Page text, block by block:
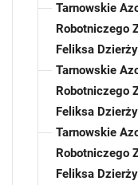
Tarnowskie
Robotniczego
Feliksa
Tarnowskie
Robotniczego
Feliksa
Tarnowskie
Robotniczego
Feliksa